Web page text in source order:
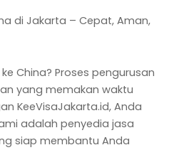
di Jakarta – Cepat, Aman,
China? Proses pengurusan
yang memakan waktu
KeeVisaJakarta.id, Anda
adalah penyedia jasa
siap membantu Anda